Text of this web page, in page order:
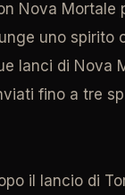
Nova Mortale
uno spirito
lanci di Nova
fino a tre
il lancio di